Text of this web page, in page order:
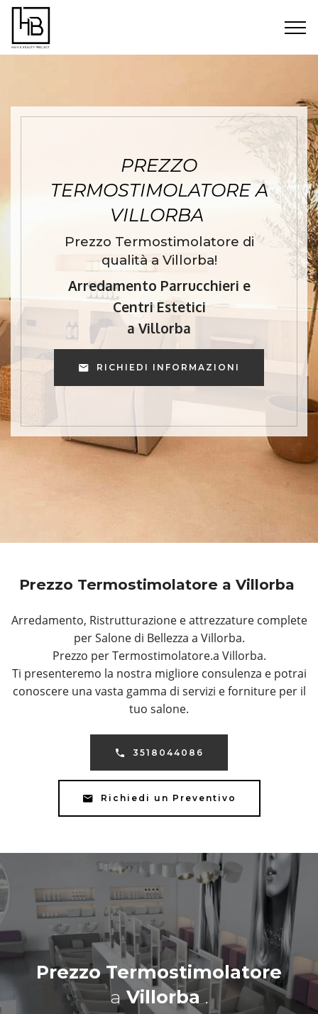
PREZZO
TERMOSTIMOLATORE A
VILLORBA
Prezzo Termostimolatore di
qualità a Villorba!
Arredamento Parrucchieri e
Centri Estetici
a Villorba
RICHIEDI INFORMAZIONI
Prezzo Termostimolatore a Villorba
Arredamento, Ristrutturazione e attrezzature complete
per Salone di Bellezza a Villorba.
Prezzo per Termostimolatore.a Villorba.
Ti presenteremo la nostra migliore consulenza e potrai
conoscere una vasta gamma di servizi e forniture per il
tuo salone.
3518044086
Richiedi un Preventivo
Prezzo Termostimolatore
aVillorba.